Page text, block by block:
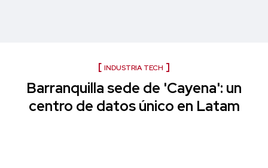
INDUSTRIA TECH
Barranquilla sede de 'Cayena': un
centro de datos único en Latam